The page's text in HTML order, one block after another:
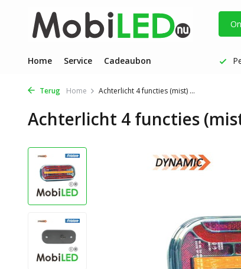
Home Service Cadeaubon
Vóór 17 uur besteld: dezelfde werkdag verzonden
Terug Home Achterlicht 4 functies (mist) ...
Achterlicht 4 functies